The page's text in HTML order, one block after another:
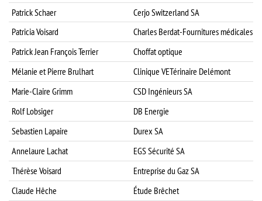
Patrick Schaer
Cerjo Switzerland SA
Patricia Voisard
Charles Berdat-Fournitures médicales
Patrick Jean François Terrier
Choffat optique
Mélanie et Pierre Brulhart
Clinique VETérinaire Delémont
Marie-Claire Grimm
CSD Ingénieurs SA
Rolf Lobsiger
DB Energie
Sebastien Lapaire
Durex SA
Annelaure Lachat
EGS Sécurité SA
Thérèse Voisard
Entreprise du Gaz SA
Claude Hêche
Étude Brêchet